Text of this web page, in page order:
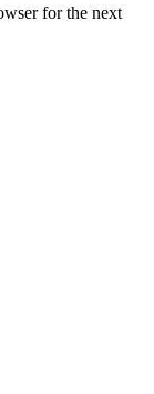
for the next